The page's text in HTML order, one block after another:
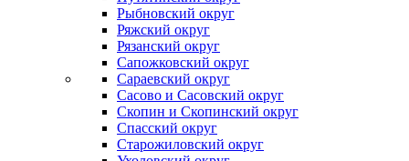
Рыбновский округ
Ряжский округ
Рязанский округ
Сапожковский округ
Сараевский округ
Сасово и Сасовский округ
Скопин и Скопинский округ
Спасский округ
Старожиловский округ